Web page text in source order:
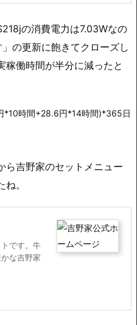
の消費電力は7.03Wなの
の更新に飽きてクローズし
稼働時間が半分に減ったと
*10時間+28.6円*14時間)*365日
ら吉野家のセットメニュー
。
です。牛
な吉野家